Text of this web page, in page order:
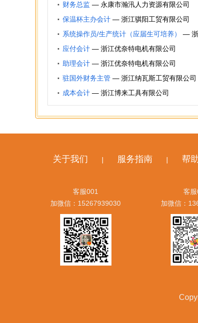
财务总监 — 永康市瀚汛人力资源有限公司
保温杯主办会计 — 浙江骐阳工贸有限公司
系统操作员/生产统计（应届生可培养）
—
日用品有限公司
应付会计 — 浙江优奈特电机有限公司
助理会计 — 浙江优奈特电机有限公司
驻国外财务主管 — 浙江纳瓦斯工贸有限公司
成本会计 — 浙江博来工具有限公司
关于我们 | 服务指南 | 帮
客服001
加微信：15267939030
客
加微信：